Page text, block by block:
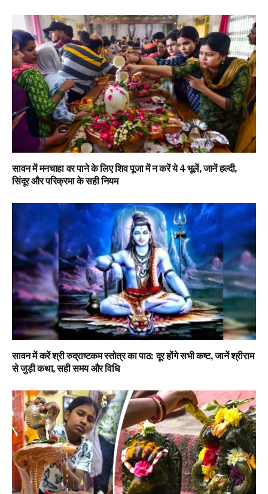
सावन में मनचाहा वर पाने के लिए शिव पूजा में न करें ये 4 भूलें, जानें हल्दी,
सिंदूर और परिक्रमा के सही नियम
सावन में करें श्री रुद्राष्टकम स्तोत्र का पाठ: दूर होंगे सभी कष्ट, जानें श्रीराम
से जुड़ी कथा, सही समय और विधि